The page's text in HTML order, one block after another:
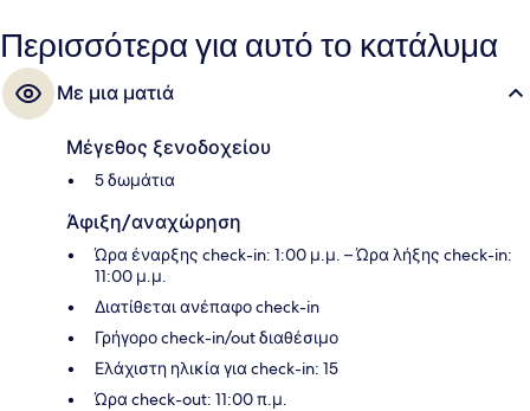
Περισσότερα για αυτό το κατάλυμα
Με μια ματιά
Μέγεθος ξενοδοχείου
5 δωμάτια
Άφιξη/αναχώρηση
Ώρα έναρξης check-in: 1:00 μ.μ. – Ώρα λήξης check-in:
11:00 μ.μ.
Διατίθεται ανέπαφο check-in
Γρήγορο check-in/out διαθέσιμο
Ελάχιστη ηλικία για check-in: 15
Ώρα check-out: 11:00 π.μ.